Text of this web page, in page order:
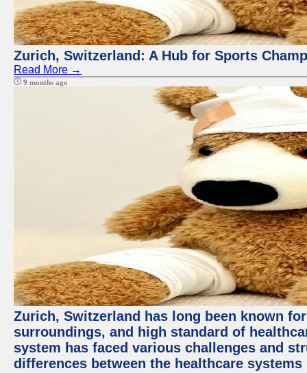
Zurich, Switzerland: A Hub for Sports
Read More →
9 months ago
Zurich, Switzerland has long been known
surroundings, and high standard of
system has faced various challenges and
differences between the healthcare